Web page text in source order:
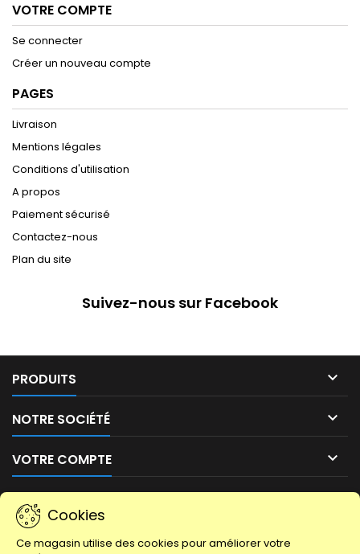
VOTRE COMPTE
Se connecter
Créer un nouveau compte
PAGES
Livraison
Mentions légales
Conditions d'utilisation
A propos
Paiement sécurisé
Contactez-nous
Plan du site
Suivez-nous sur Facebook
PRODUITS 
NOTRE SOCIÉTÉ 
VOTRE COMPTE 
CONTACT 
Cookies
Ce magasin utilise des cookies pour améliorer votre
LETTRE D'INFORMATIONS